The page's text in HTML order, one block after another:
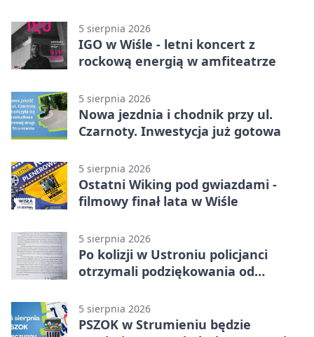
5 sierpnia 2026
IGO w Wiśle - letni koncert z
rockową energią w amfiteatrze
5 sierpnia 2026
Nowa jezdnia i chodnik przy ul.
Czarnoty. Inwestycja już gotowa
5 sierpnia 2026
Ostatni Wiking pod gwiazdami -
filmowy finał lata w Wiśle
5 sierpnia 2026
Po kolizji w Ustroniu policjanci
otrzymali podziękowania od
5 sierpnia 2026
PSZOK w Strumieniu będzie